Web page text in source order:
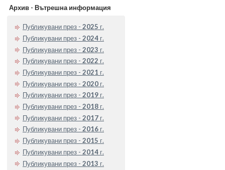
Архив - Вътрешна информация
Публикувани през - 2025 г.
Публикувани през - 2024 г.
Публикувани през - 2023 г.
Публикувани през - 2022 г.
Публикувани през - 2021 г.
Публикувани през - 2020 г.
Публикувани през - 2019 г.
Публикувани през - 2018 г.
Публикувани през - 2017 г.
Публикувани през - 2016 г.
Публикувани през - 2015 г.
Публикувани през - 2014 г.
Публикувани през - 2013 г.